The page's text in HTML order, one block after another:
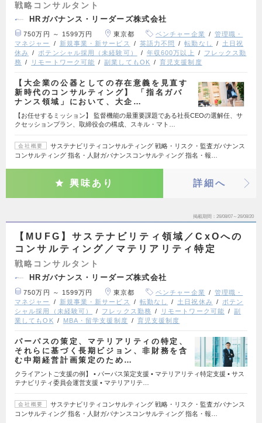
戦略コンサルタント
HRガバナンス・リーダーズ株式会社
750万円 ～ 1599万円 東京都 ベンチャー企業
管理職・
マネジャー
新規事業・新サービス 英語力不問 転勤なし
土日祝
休み
ポテンシャル採用（未経験可） 年収600万以上
フレックス勤
務
リモートワーク可能 副業してもOK 育児支援制度
【大企業の公器としての存在意義を見直す
新時代のコンサルティング】 「指名ガバ
ナンス領域」において、大企…
【お任せするミッション】 監督機能の最重要課題である社長CEOの選解任、サ
クセッションプラン、取締役会の構成、スキル・マト…
会社概要
サステナビリティコンサルティング 戦略・リスク・監査ガバナンス
コンサルティング 指名・人財ガバナンスコンサルティング 指名・報…
興味あり 詳細へ
掲載期間 26/08/07～26/08/20
【MUFG】サステナビリティ領域／CxOへの
コンサルティング／マテリアリティ特定
戦略コンサルタント
HRガバナンス・リーダーズ株式会社
750万円 ～ 1599万円 東京都 ベンチャー企業
管理職・
マネジャー
新規事業・新サービス 転勤なし 土日祝休み
ポテン
シャル採用（未経験可）
フレックス勤務 リモートワーク可能
副
業してもOK
MBA・留学支援制度 育児支援制度
パーパスの策定、マテリアリティの特定、
それらに基づく長期ビジョン、非財務を含
む中期経営計画策定のため…
クライアントご支援の例】 • パーパス策定支援 • マテリアリティ特定支援 • サス
テナビリティ委員会運営支援 • マテリアリテ…
会社概要
サステナビリティコンサルティング 戦略・リスク・監査ガバナンス
コンサルティング 指名・人財ガバナンスコンサルティング 指名・報…